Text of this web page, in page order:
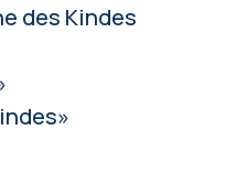
des Kindes